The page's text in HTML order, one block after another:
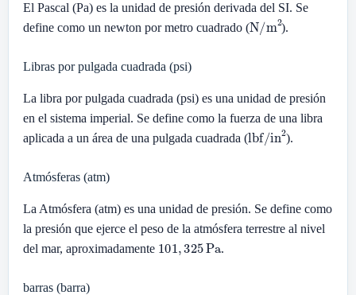
El Pascal (Pa) es la unidad de presión derivada del SI. Se
define como un newton por metro cuadrado (N/m 2).
Libras por pulgada cuadrada (psi)
La libra por pulgada cuadrada (psi) es una unidad de presión
en el sistema imperial. Se define como la fuerza de una libra
aplicada a un área de una pulgada cuadrada (lbf/in 2).
Atmósferas (atm)
La Atmósfera (atm) es una unidad de presión. Se define como
la presión que ejerce el peso de la atmósfera terrestre al nivel
del mar, aproximadamente 101 325 Pa .
barras (barra)